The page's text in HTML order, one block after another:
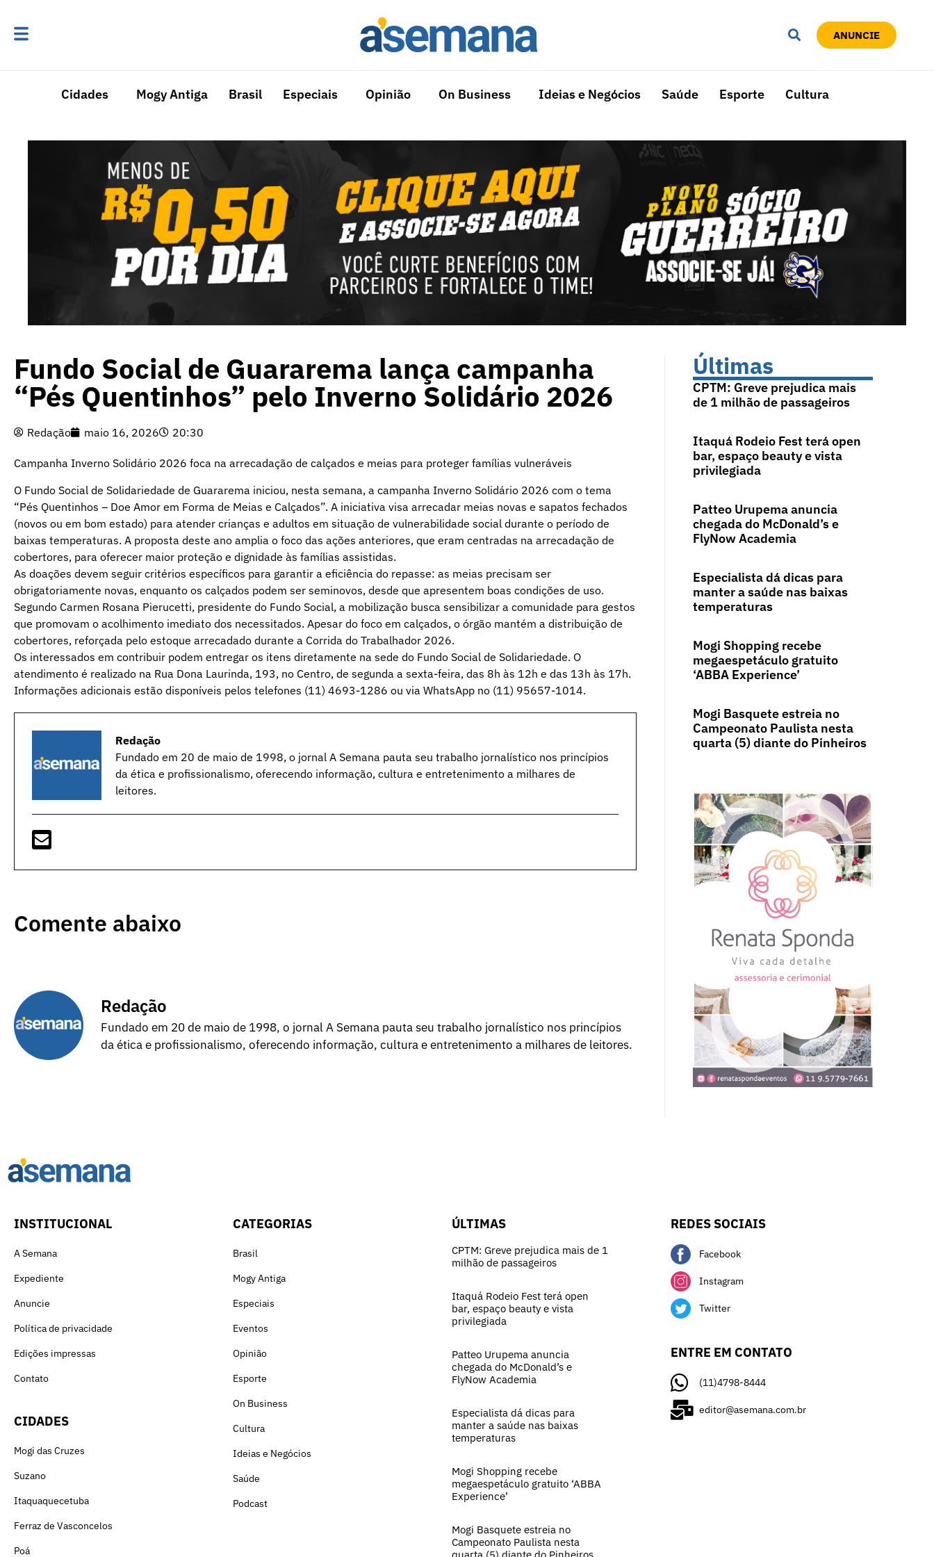
ANUNCIE
Cidades Mogy Antiga Brasil Especiais Opinião On Business Ideias e Negócios Saúde Esporte Cultura
Fundo Social de Guararema lança campanha
“Pés Quentinhos” pelo Inverno Solidário 2026
Redação maio 16, 2026 20:30
Campanha Inverno Solidário 2026 foca na arrecadação de calçados e meias para proteger famílias vulneráveis
O Fundo Social de Solidariedade de Guararema iniciou, nesta semana, a campanha Inverno Solidário 2026 com o tema
“Pés Quentinhos – Doe Amor em Forma de Meias e Calçados”. A iniciativa visa arrecadar meias novas e sapatos fechados
(novos ou em bom estado) para atender crianças e adultos em situação de vulnerabilidade social durante o período de
baixas temperaturas. A proposta deste ano amplia o foco das ações anteriores, que eram centradas na arrecadação de
cobertores, para oferecer maior proteção e dignidade às famílias assistidas.
As doações devem seguir critérios específicos para garantir a eficiência do repasse: as meias precisam ser
obrigatoriamente novas, enquanto os calçados podem ser seminovos, desde que apresentem boas condições de uso.
Segundo Carmen Rosana Pierucetti, presidente do Fundo Social, a mobilização busca sensibilizar a comunidade para gestos
que promovam o acolhimento imediato dos necessitados. Apesar do foco em calçados, o órgão mantém a distribuição de
cobertores, reforçada pelo estoque arrecadado durante a Corrida do Trabalhador 2026.
Os interessados em contribuir podem entregar os itens diretamente na sede do Fundo Social de Solidariedade. O
atendimento é realizado na Rua Dona Laurinda, 193, no Centro, de segunda a sexta-feira, das 8h às 12h e das 13h às 17h.
Informações adicionais estão disponíveis pelos telefones (11) 4693-1286 ou via WhatsApp no (11) 95657-1014.
Redação
Fundado em 20 de maio de 1998, o jornal A Semana pauta seu trabalho jornalístico nos princípios
da ética e profissionalismo, oferecendo informação, cultura e entretenimento a milhares de
leitores.
Comente abaixo
Redação
Fundado em 20 de maio de 1998, o jornal A Semana pauta seu trabalho jornalístico nos princípios
da ética e profissionalismo, oferecendo informação, cultura e entretenimento a milhares de leitores.
Últimas
CPTM: Greve prejudica mais
de 1 milhão de passageiros
Itaquá Rodeio Fest terá open
bar, espaço beauty e vista
privilegiada
Patteo Urupema anuncia
chegada do McDonald’s e
FlyNow Academia
Especialista dá dicas para
manter a saúde nas baixas
temperaturas
Mogi Shopping recebe
megaespetáculo gratuito
‘ABBA Experience’
Mogi Basquete estreia no
Campeonato Paulista nesta
quarta (5) diante do Pinheiros
INSTITUCIONAL
A Semana
Expediente
Anuncie
Política de privacidade
Edições impressas
Contato
CIDADES
Mogi das Cruzes
Suzano
Itaquaquecetuba
Ferraz de Vasconcelos
Poá
CATEGORIAS
Brasil
Mogy Antiga
Especiais
Eventos
Opinião
Esporte
On Business
Cultura
Ideias e Negócios
Saúde
Podcast
ÚLTIMAS
CPTM: Greve prejudica mais de 1
milhão de passageiros
Itaquá Rodeio Fest terá open
bar, espaço beauty e vista
privilegiada
Patteo Urupema anuncia
chegada do McDonald’s e
FlyNow Academia
Especialista dá dicas para
manter a saúde nas baixas
temperaturas
Mogi Shopping recebe
megaespetáculo gratuito ‘ABBA
Experience’
Mogi Basquete estreia no
Campeonato Paulista nesta
REDES SOCIAIS
Facebook
Instagram
Twitter
ENTRE EM CONTATO
(11)4798-8444
editor@asemana.com.br